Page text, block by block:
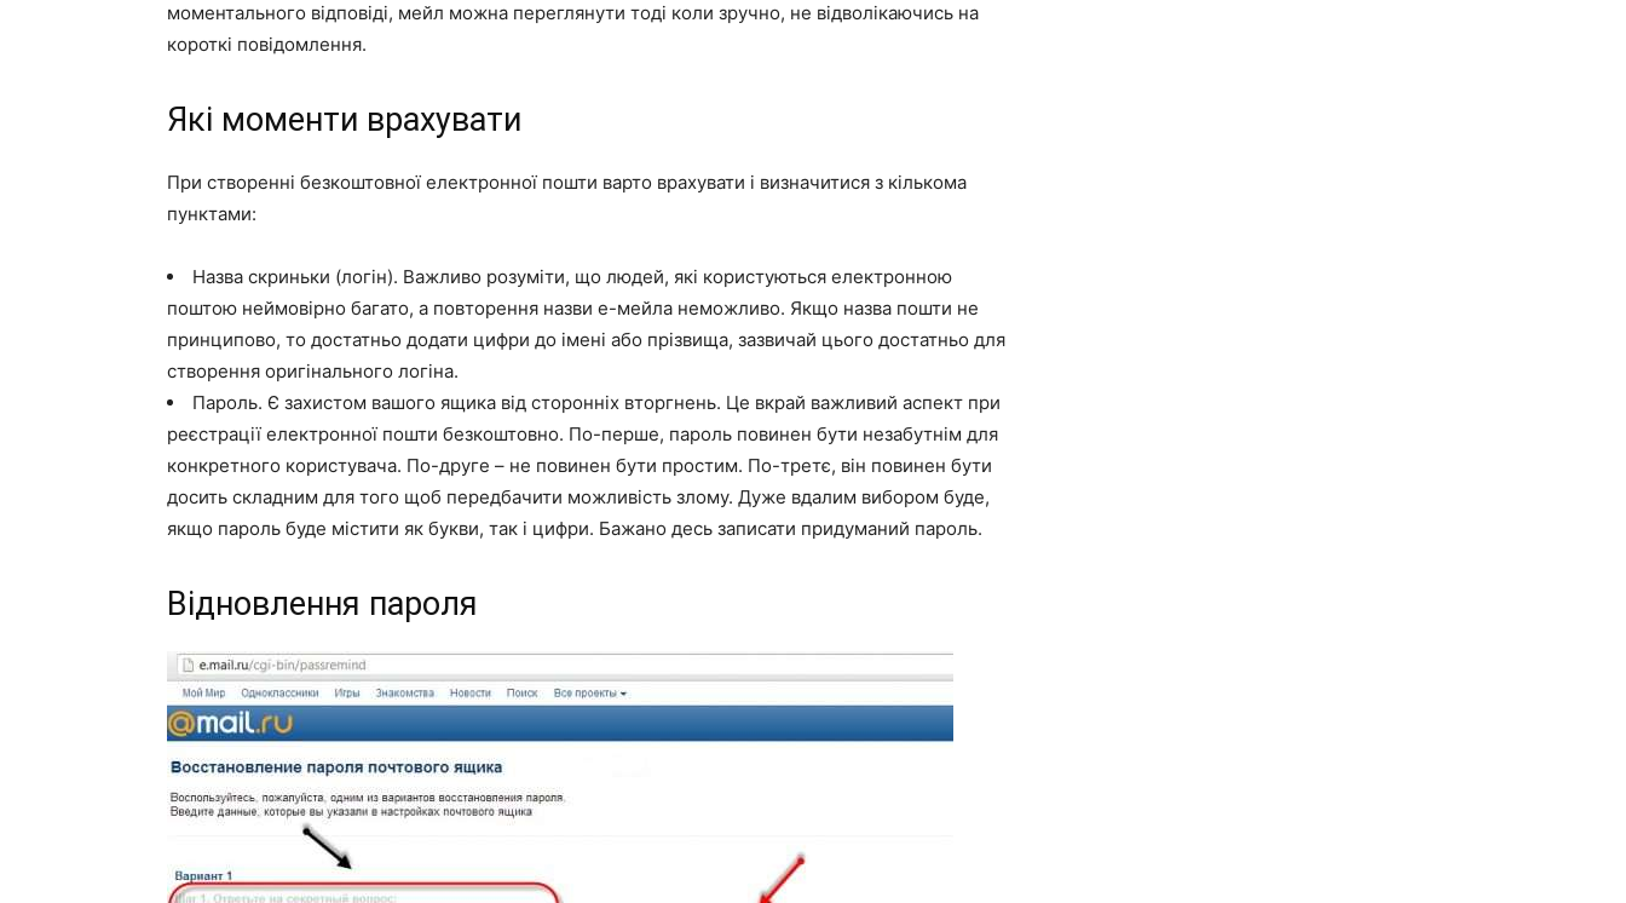
моментального відповіді, мейл можна переглянути тоді коли зручно, не відволікаючись на
короткі повідомлення.
Які моменти врахувати
При створенні безкоштовної електронної пошти варто врахувати і визначитися з кількома
пунктами:
Назва скриньки (логін). Важливо розуміти, що людей, які користуються електронною
поштою неймовірно багато, а повторення назви е-мейла неможливо. Якщо назва пошти не
принципово, то достатньо додати цифри до імені або прізвища, зазвичай цього достатньо для
створення оригінального логіна.
Пароль. Є захистом вашого ящика від сторонніх вторгнень. Це вкрай важливий аспект при
реєстрації електронної пошти безкоштовно. По-перше, пароль повинен бути незабутнім для
конкретного користувача. По-друге – не повинен бути простим. По-третє, він повинен бути
досить складним для того щоб передбачити можливість злому. Дуже вдалим вибором буде,
якщо пароль буде містити як букви, так і цифри. Бажано десь записати придуманий пароль.
Відновлення пароля